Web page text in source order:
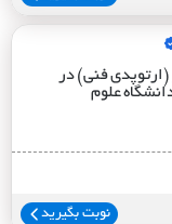
(ارتوپدی فنی) در
علوم
نوبت بگیرید